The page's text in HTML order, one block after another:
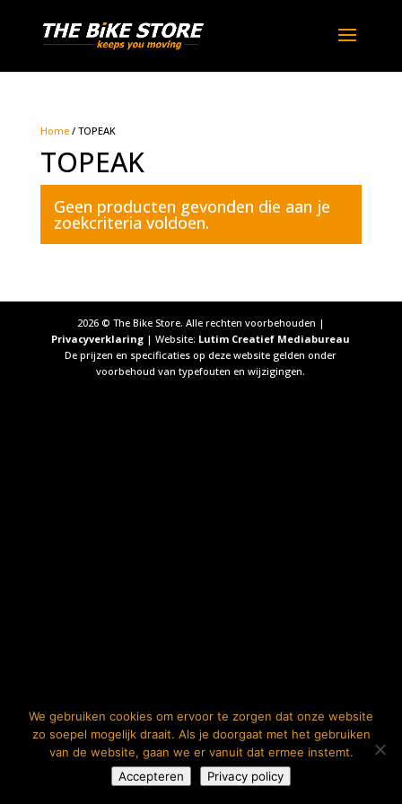
Home/ TOPEAK
TOPEAK
Geen producten gevonden die aan je
zoekcriteria voldoen.
2026© The Bike Store. Alle rechten voorbehouden |
Privacyverklaring | Website: Lutim Creatief Mediabureau
De prijzen en specificaties op deze website gelden onder
voorbehoud van typefouten en wijzigingen.
We gebruiken cookies om ervoor te zorgen dat onze website
zo soepel mogelijk draait. Als je doorgaat met het gebruiken
van de website, gaan we er vanuit dat ermee instemt.
Accepteren
Privacy policy